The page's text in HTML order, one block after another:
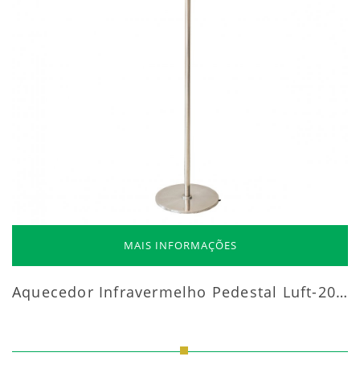
MAIS INFORMAÇÕES
Aquecedor Infravermelho Pedestal Luft-20000